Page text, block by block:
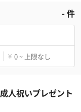
-件
¥ 0 ~ 上限なし
人祝いプレゼント